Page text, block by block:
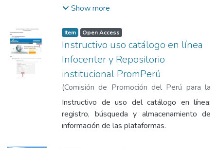
Show more
Item Open Access
Instructivo uso catálogo en línea
Infocenter y Repositorio
institucional PromPerú
(Comisión de Promoción del Perú para la
Exportación y el Turismo,2017-10-10)
Gonzales Cam, Lesli Antonieta
Instructivo de uso del catálogo en línea:
registro, búsqueda y almacenamiento de
información de las plataformas.